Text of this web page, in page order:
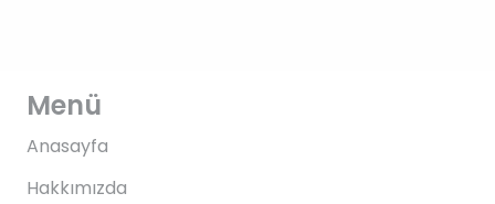
Menü
Anasayfa
Hakkımızda